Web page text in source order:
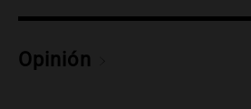
para poder seguir
Episodios
Opinión